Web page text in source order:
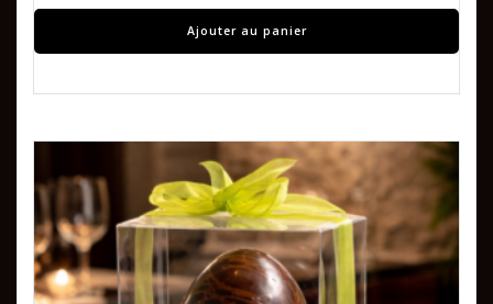
Ajouter au panier